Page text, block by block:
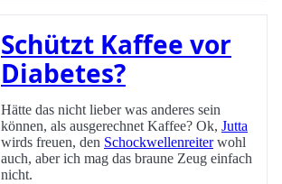
Schützt Kaffee vor
Diabetes?
Hätte das nicht lieber was anderes sein
können, als ausgerechnet Kaffee? Ok, Jutta
wirds freuen, den Schockwellenreiterwohl
auch, aber ich mag das braune Zeug einfach
nicht.